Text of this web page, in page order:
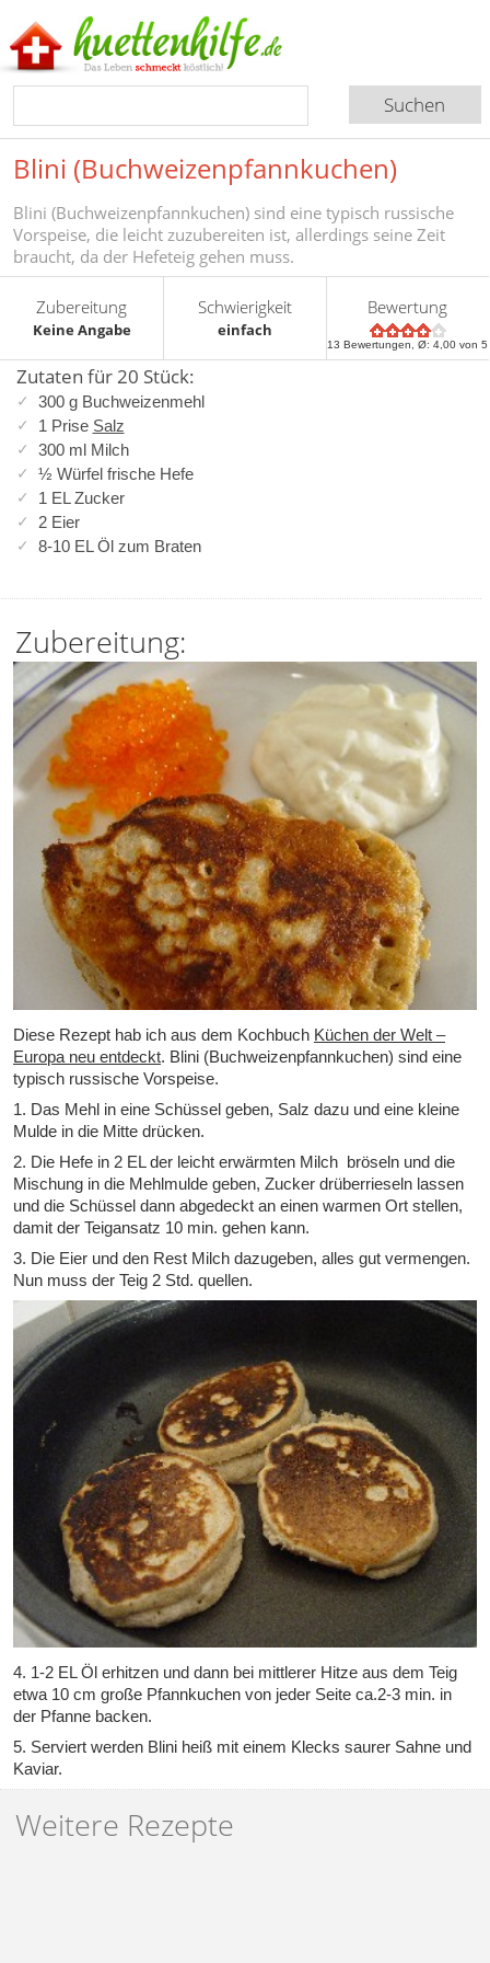
Blini (Buchweizenpfannkuchen)
Blini (Buchweizenpfannkuchen) sind eine typisch russische
Vorspeise, die leicht zuzubereiten ist, allerdings seine Zeit
braucht, da der Hefeteig gehen muss.
Zubereitung
Keine Angabe
Schwierigkeit
einfach
Bewertung
13 Bewertungen, Ø:4,00 von 5
Zutaten für 20 Stück:
300 g Buchweizenmehl
1 Prise Salz
300 ml Milch
½ Würfel frische Hefe
1 EL Zucker
2 Eier
8-10 EL Öl zum Braten
Zubereitung:
Diese Rezept hab ich aus dem Kochbuch Küchen der Welt –
Europa neu entdeckt. Blini (Buchweizenpfannkuchen) sind eine
typisch russische Vorspeise.
1. Das Mehl in eine Schüssel geben, Salz dazu und eine kleine
Mulde in die Mitte drücken.
2. Die Hefe in 2 EL der leicht erwärmten Milch bröseln und die
Mischung in die Mehlmulde geben, Zucker drüberrieseln lassen
und die Schüssel dann abgedeckt an einen warmen Ort stellen,
damit der Teigansatz 10 min. gehen kann.
3. Die Eier und den Rest Milch dazugeben, alles gut vermengen.
Nun muss der Teig 2 Std. quellen.
4. 1-2 EL Öl erhitzen und dann bei mittlerer Hitze aus dem Teig
etwa 10 cm große Pfannkuchen von jeder Seite ca.2-3 min. in
der Pfanne backen.
5. Serviert werden Blini heiß mit einem Klecks saurer Sahne und
Kaviar.
Weitere Rezepte